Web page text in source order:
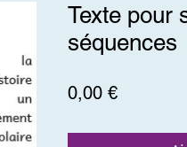
Texte pour
séquences
0,00 €Prix